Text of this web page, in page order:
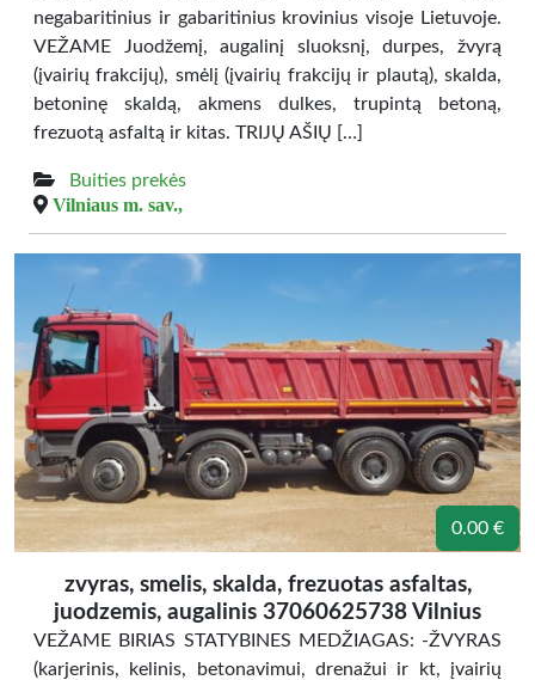
negabaritinius ir gabaritinius krovinius visoje Lietuvoje.
VEŽAME Juodžemį, augalinį sluoksnį, durpes, žvyrą
(įvairių frakcijų), smėlį (įvairių frakcijų ir plautą), skalda,
betoninę skaldą, akmens dulkes, trupintą betoną,
frezuotą asfaltą ir kitas. TRIJŲ AŠIŲ […]
Buities prekės
Vilniaus m. sav.,
0.00 €
zvyras, smelis, skalda, frezuotas asfaltas,
juodzemis, augalinis 37060625738 Vilnius
VEŽAME BIRIAS STATYBINES MEDŽIAGAS: -ŽVYRAS
(karjerinis, kelinis, betonavimui, drenažui ir kt, įvairių